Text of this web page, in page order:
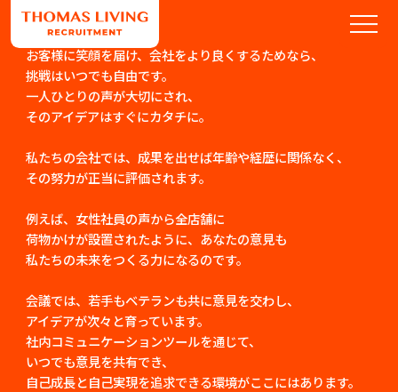
お客様に笑顔を届け、会社をより良くするためなら、
挑戦はいつでも自由です。
一人ひとりの声が大切にされ、
そのアイデアはすぐにカタチに。
私たちの会社では、成果を出せば年齢や経歴に関係なく、
その努力が正当に評価されます。
例えば、女性社員の声から全店舗に
荷物かけが設置されたように、あなたの意見も
私たちの未来をつくる力になるのです。
会議では、若手もベテランも共に意見を交わし、
アイデアが次々と育っています。
社内コミュニケーションツールを通じて、
いつでも意見を共有でき、
自己成長と自己実現を追求できる環境がここにはあります。